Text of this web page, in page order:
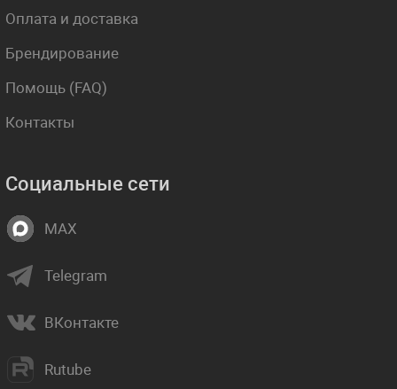
Оплата и доставка
Брендирование
Помощь (FAQ)
Контакты
Социальные сети
MAX
Telegram
ВКонтакте
Rutube